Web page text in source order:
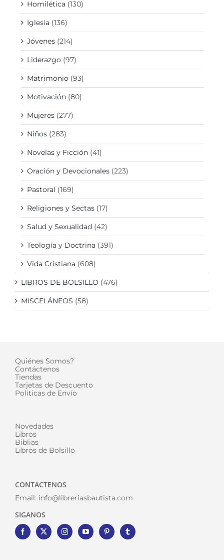
Homilética (130)
Iglesia (136)
Jóvenes (214)
Liderazgo (97)
Matrimonio (93)
Motivación (80)
Mujeres (277)
Niños (283)
Novelas y Ficción (41)
Oración y Devocionales (223)
Pastoral (169)
Religiones y Sectas (17)
Salud y Sexualidad (42)
Teología y Doctrina (391)
Vida Cristiana (608)
LIBROS DE BOLSILLO (476)
MISCELÁNEOS (58)
Quiénes Somos?
Contáctenos
Tiendas
Tarjetas de Descuento
Politicas de Envío
Novedades
Libros
Biblias
Libros de Bolsillo
CONTACTENOS
Email: info@libreriasbautista.com
SIGANOS